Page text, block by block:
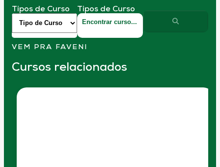
Tipos de Curso Tipos de Curso
VEM PRA FAVENI
Cursos relacionados